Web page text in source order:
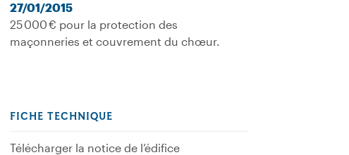
27/01/2015
25 000 € pour la protection des
maçonneries et couvrement du chœur.
FICHE TECHNIQUE
Télécharger la notice de l’édifice